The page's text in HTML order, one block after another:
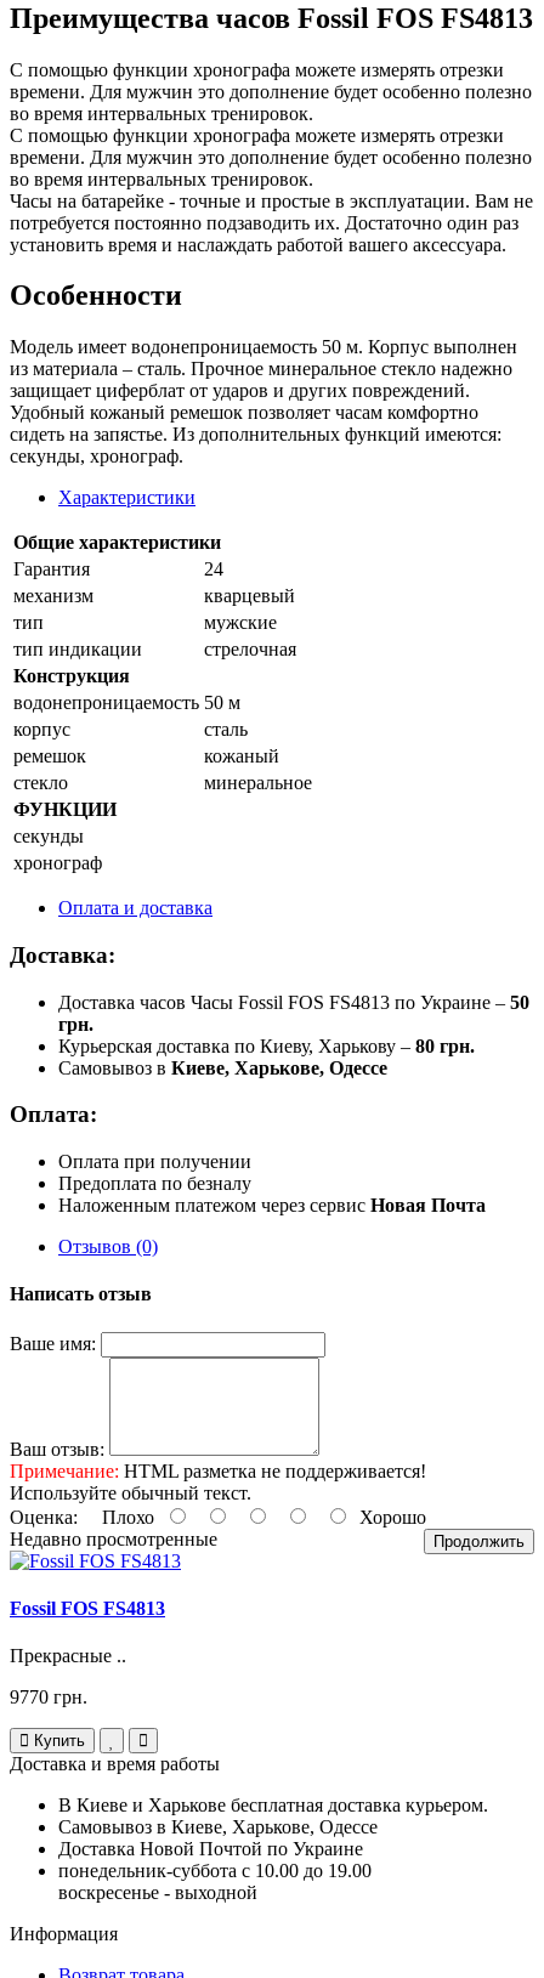
Преимущества часов Fossil FOS FS4813
С помощью функции хронографа можете измерять отрезки
времени. Для мужчин это дополнение будет особенно полезно
во время интервальных тренировок.
С помощью функции хронографа можете измерять отрезки
времени. Для мужчин это дополнение будет особенно полезно
во время интервальных тренировок.
Часы на батарейке - точные и простые в эксплуатации. Вам не
потребуется постоянно подзаводить их. Достаточно один раз
установить время и наслаждать работой вашего аксессуара.
Особенности
Модель имеет водонепроницаемость 50 м. Корпус выполнен
из материала – сталь. Прочное минеральное стекло надежно
защищает циферблат от ударов и других повреждений.
Удобный кожаный ремешок позволяет часам комфортно
сидеть на запястье. Из дополнительных функций имеются:
секунды, хронограф.
Характеристики
Общие характеристики
Гарантия
24
механизм
кварцевый
тип
мужские
тип индикации
стрелочная
Конструкция
водонепроницаемость 50 м
корпус
сталь
ремешок
кожаный
стекло
минеральное
ФУНКЦИИ
секунды
хронограф
Оплата и доставка
Доставка:
Доставка часов Часы Fossil FOS FS4813 по Украине – 50
грн.
Курьерская доставка по Киеву, Харькову – 80 грн.
Самовывоз в Киеве, Харькове, Одессе
Оплата:
Оплата при получении
Предоплата по безналу
Наложенным платежом через сервис Новая Почта
Отзывов (0)
Написать отзыв
Ваше имя:
Ваш отзыв:
Примечание: HTML разметка не поддерживается!
Используйте обычный текст.
Оценка: Плохо Хорошо
Продолжить
Недавно просмотренные
Fossil FOS FS4813
Прекрасные ..
9770 грн.
Купить
Доставка и время работы
В Киеве и Харькове бесплатная доставка курьером.
Самовывоз в Киеве, Харькове, Одессе
Доставка Новой Почтой по Украине
понедельник-суббота с 10.00 до 19.00
воскресенье - выходной
Информация